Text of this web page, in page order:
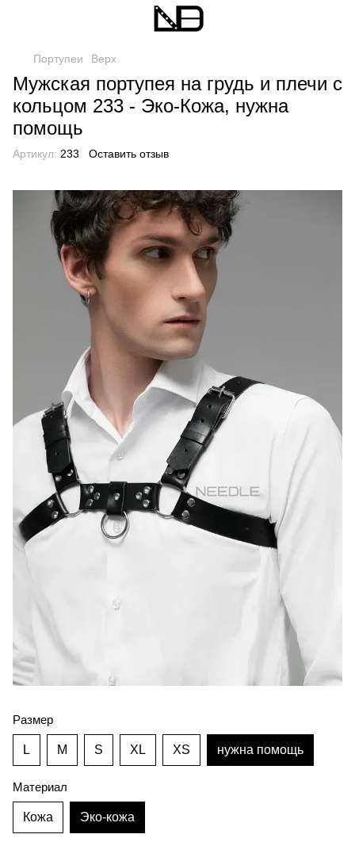
Портупеи Верх
Мужская портупея на грудь и плечи с
кольцом 233 - Эко-Кожа, нужна
помощь
Артикул: 233 Оставить отзыв
Размер
L M S XL XS нужна помощь
Материал
Кожа Эко-кожа